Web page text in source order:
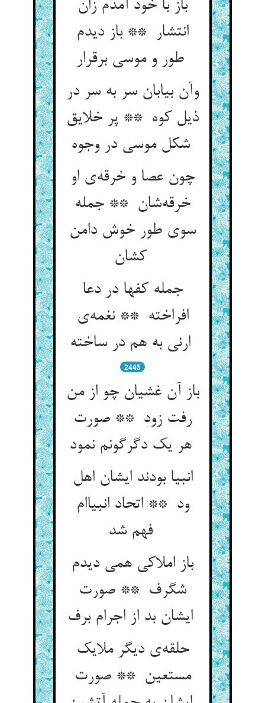
باز با خود آمدم زان
انتشار ** باز دیدم
وآن بیابان سر به سر در
ذیل کوه ** پر خلایق
شکل موسی در وجوه
چون عصا و خرقه‌ی او
خرقه‌شان ** جمله
سوی طور خوش دامن
کشان
جمله کفها در دعا
افراخته ** نغمه‌ی
2445
باز آن غشیان چو از من
رفت زود ** صورت
هر یک دگرگونم نمود
انبیا بودند ایشان اهل
ود ** اتحاد انبیاام
فهم شد
باز املاکی همی دیدم
شگرف ** صورت
حلقه‌ی دیگر ملایک
مستعین ** صورت